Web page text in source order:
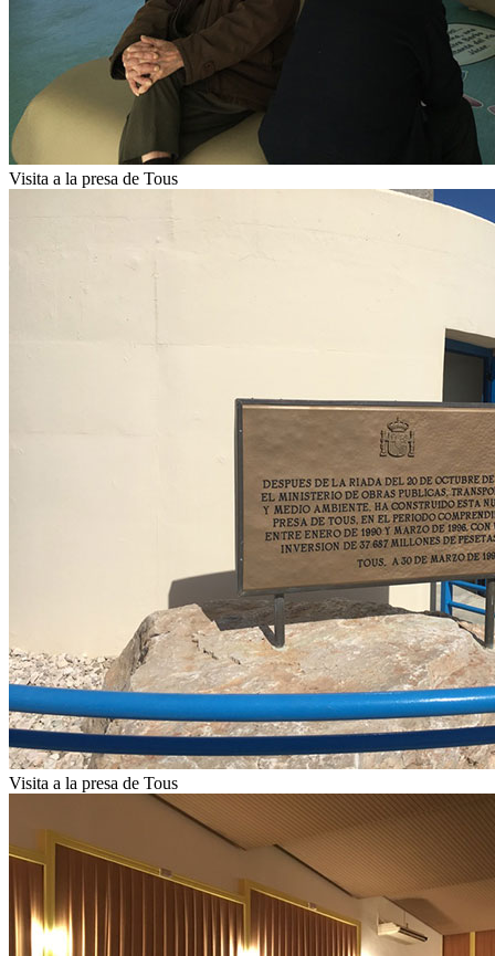
Visita a la presa de Tous
Visita a la presa de Tous